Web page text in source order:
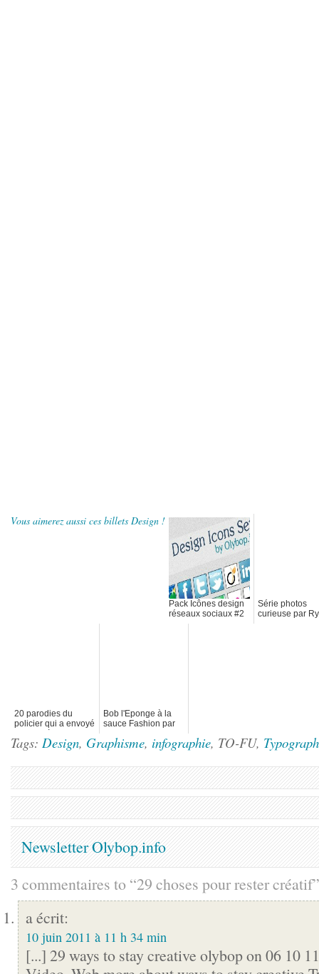
Vous aimerez aussi ces billets Design !
Pack Icônes design
réseaux sociaux #2
Série photos
curieuse par
20 parodies du
policier qui a envoyé
Bob l'Eponge à la
sauce Fashion par
Tags: Design, Graphisme, infographie, TO-FU,
Newsletter Olybop.info
3 commentaires to “29 choses pour rester créatif”
a écrit:
10 juin 2011 à 11 h 34 min
[...] 29 ways to stay creative olybop on 06 10